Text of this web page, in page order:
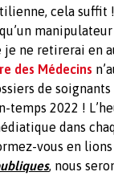
cela suffit
ne retirerai en
des Médecins
de
temps 2022 !
dans
vous en
, nous